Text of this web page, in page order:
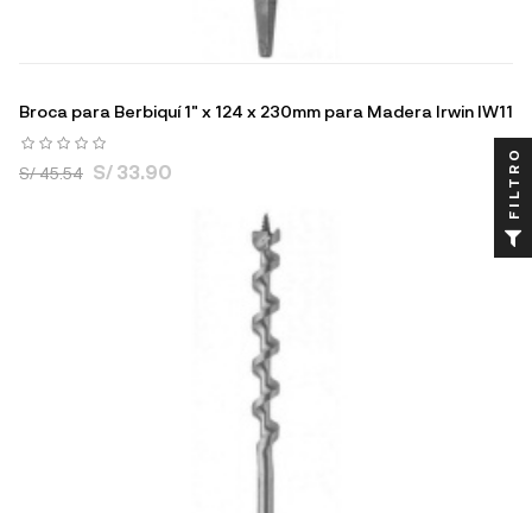
Broca para Berbiquí 1" x 124 x 230mm para Madera Irwin IW11
S/ 45.54 S/ 33.90 FILTRO